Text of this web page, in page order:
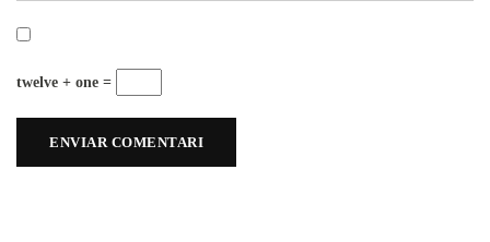
twelve + one =